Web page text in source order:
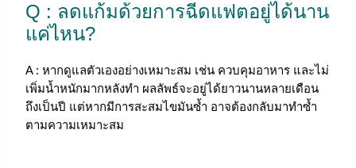
Q : ลดแก้มด้วยการฉีดแฟตอยู่ได้นาน
แค่ไหน?
A : หากดูแลตัวเองอย่างเหมาะสม เช่น ควบคุมอาหาร และไม่
เพิ่มน้ำหนักมากหลังทำ ผลลัพธ์จะอยู่ได้ยาวนานหลายเดือน
ถึงเป็นปี แต่หากมีการสะสมไขมันซ้ำ อาจต้องกลับมาทำซ้ำ
ตามความเหมาะสม